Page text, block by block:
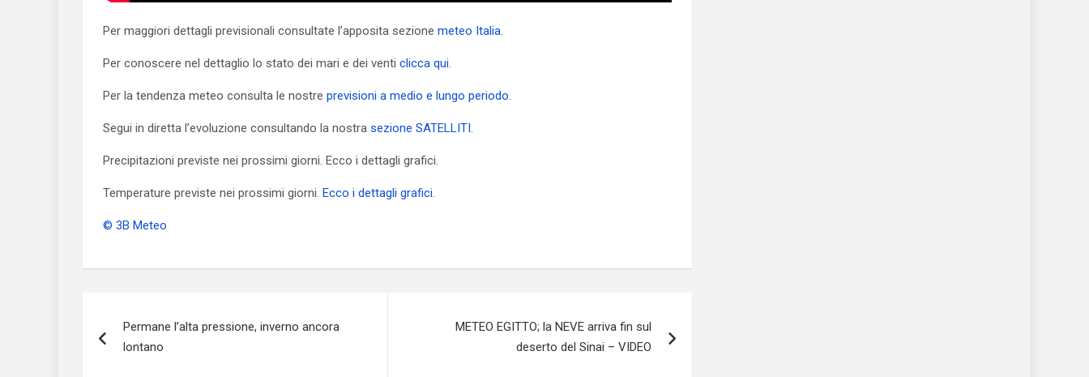
Per maggiori dettagli previsionali consultate l’apposita sezione meteo Italia.
Per conoscere nel dettaglio lo stato dei mari e dei venti clicca qui.
Per la tendenza meteo consulta le nostre previsioni a medio e lungo periodo.
Segui in diretta l’evoluzione consultando la nostra sezione SATELLITI.
Precipitazioni previste nei prossimi giorni. Ecco i dettagli grafici.
Temperature previste nei prossimi giorni. Ecco i dettagli grafici.
© 3B Meteo
articoli
Permane l’alta pressione, inverno ancora
lontano
METEO EGITTO; la NEVE arriva fin sul
deserto del Sinai – VIDEO